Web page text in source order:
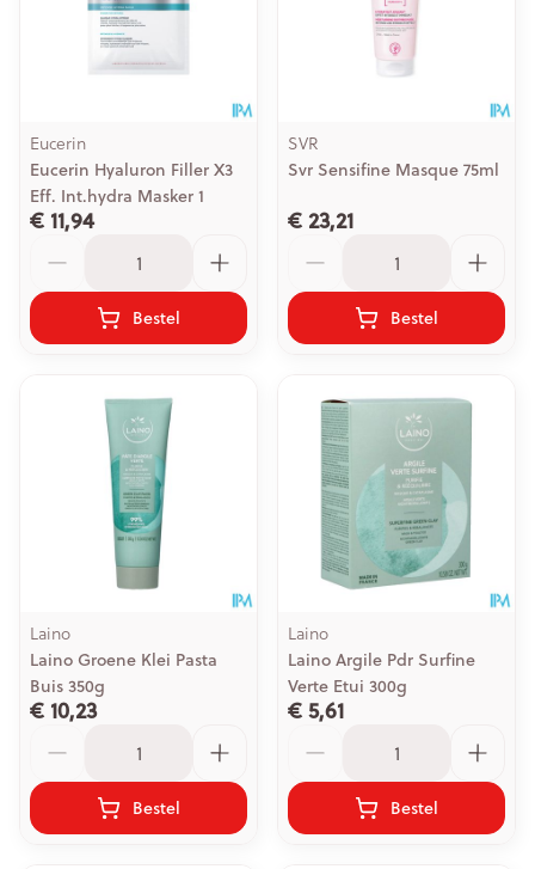
Eucerin
Eucerin Hyaluron Filler X3
Eff. Int.hydra Masker 1
€ 11,94
Bestel
SVR
Svr Sensifine Masque 75ml
€ 23,21
Bestel
Laino
Laino Groene Klei Pasta
Buis 350g
€ 10,23
Bestel
Laino
Laino Argile Pdr Surfine
Verte Etui 300g
€ 5,61
Bestel